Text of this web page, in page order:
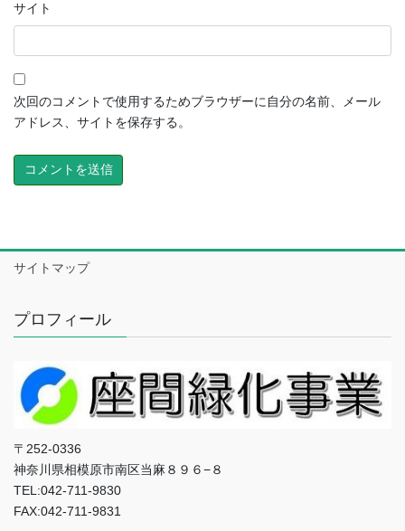
サイト
次回のコメントで使用するためブラウザーに自分の名前、メール
アドレス、サイトを保存する。
サイトマップ
プロフィール
〒252-0336
神奈川県相模原市南区当麻８９６−８
TEL:042-711-9830
FAX:042-711-9831